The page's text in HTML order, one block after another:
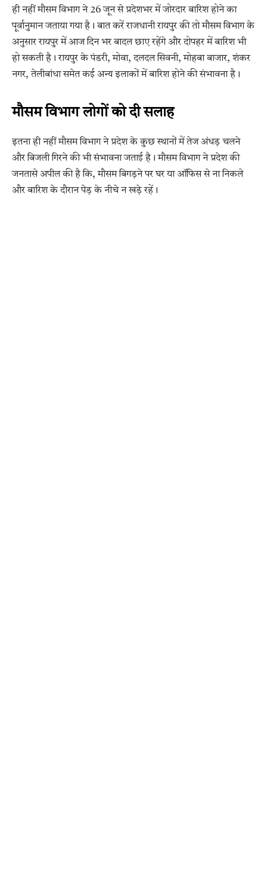
ही नहीं मौसम विभाग ने 26 जून से प्रदेशभर में जोरदार बारिश होने का
पूर्वानुमान जताया गया है। बात करें राजधानी रायपुर की तो मौसम विभाग के
अनुसार रायपुर में आज दिन भर बादल छाए रहेंगे और दोपहर में बारिश भी
हो सकती है। रायपुर के पंडरी, मोवा, दलदल सिवनी, मोहबा बाजार, शंकर
नगर, तेलीबांधा समेत कई अन्य इलाकों में बारिश होने की संभावना है।
मौसम विभाग लोगों को दी सलाह
इतना ही नहीं मौसम विभाग ने प्रदेश के कुछ स्थानों में तेज अंधड़ चलने
और बिजली गिरने की भी संभावना जताई है। मौसम विभाग ने प्रदेश की
जनतासे अपील की है कि, मौसम बिगड़ने पर घर या ऑफिस से ना निकले
और बारिश के दौरान पेड़ के नीचे न खड़े रहें।